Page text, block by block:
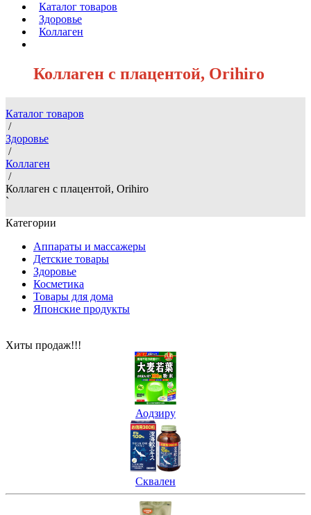
Каталог товаров
Здоровье
Коллаген
Коллаген с плацентой, Orihiro
Каталог товаров
/
Здоровье
/
Коллаген
/
Коллаген с плацентой, Orihiro
`
Категории
Аппараты и массажеры
Детские товары
Здоровье
Косметика
Товары для дома
Японские продукты
Хиты продаж!!!
Аодзиру
Сквален